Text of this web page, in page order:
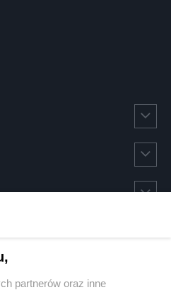
partnerów oraz inne